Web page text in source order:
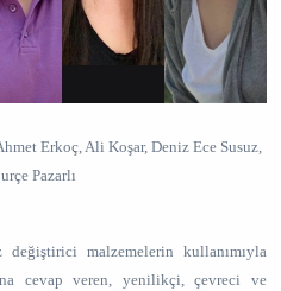
Erkoç, Ali Koşar, Deniz Ece Susuz,
Pazarlı
malzemelerin kullanımıyla
cevap veren, yenilikçi, çevreci ve